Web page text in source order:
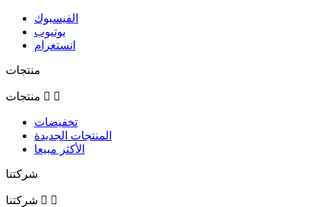
الفيسبوك
يوتيوب
انستغرام
منتجات
منتجات  
تخفيضات
المنتجات الجديدة
الأكثر مبيعا
شركتنا
شركتنا  